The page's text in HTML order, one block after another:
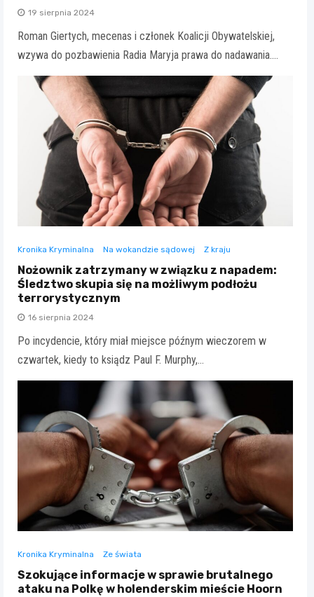
19 sierpnia 2024
Roman Giertych, mecenas i członek Koalicji Obywatelskiej,
wzywa do pozbawienia Radia Maryja prawa do nadawania.…
Kronika Kryminalna Na wokandzie sądowej Z kraju
Nożownik zatrzymany w związku z napadem:
Śledztwo skupia się na możliwym podłożu
terrorystycznym
16 sierpnia 2024
Po incydencie, który miał miejsce późnym wieczorem w
czwartek, kiedy to ksiądz Paul F. Murphy,…
Kronika Kryminalna Ze świata
Szokujące informacje w sprawie brutalnego
ataku na Polkę w holenderskim mieście Hoorn